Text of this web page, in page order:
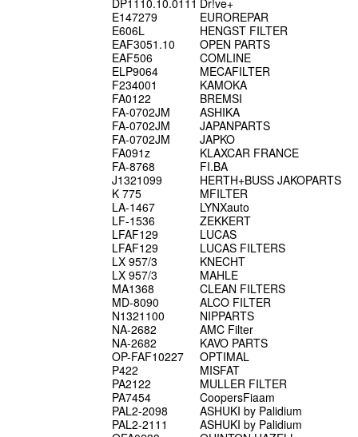
DP1110.10.0111 Dr!ve+
E147279
EUROREPAR
E606L
HENGST FILTER
EAF3051.10
OPEN PARTS
EAF506
COMLINE
ELP9064
MECAFILTER
F234001
KAMOKA
FA0122
BREMSI
FA-0702JM
ASHIKA
FA-0702JM
JAPANPARTS
FA-0702JM
JAPKO
FA091z
KLAXCAR FRANCE
FA-8768
FI.BA
J1321099
HERTH+BUSS JAKOPARTS
K 775
MFILTER
LA-1467
LYNXauto
LF-1536
ZEKKERT
LFAF129
LUCAS
LFAF129
LUCAS FILTERS
LX 957/3
KNECHT
LX 957/3
MAHLE
MA1368
CLEAN FILTERS
MD-8090
ALCO FILTER
N1321100
NIPPARTS
NA-2682
AMC Filter
NA-2682
KAVO PARTS
OP-FAF10227
OPTIMAL
P422
MISFAT
PA2122
MULLER FILTER
PA7454
CoopersFiaam
PAL2-2098
ASHUKI by Palidium
PAL2-2111
ASHUKI by Palidium